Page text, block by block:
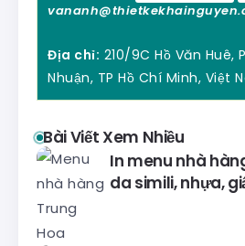
Địa chỉ: 210/9C Hồ Văn Huê,
Nhuận, TP Hồ Chí Minh, Việt
Bài Viết Xem Nhiều
In menu nhà
da simili, nhựa,